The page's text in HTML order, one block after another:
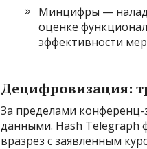
Минцифры —
оценке
эффективности
Децифровизация:
За пределами конференц-
данными. Hash Telegraph
вразрез с заявленным